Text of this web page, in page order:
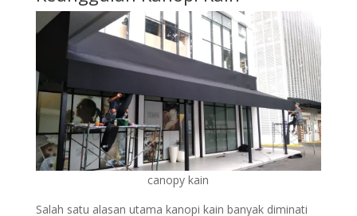
canopy kain
Salah satu alasan utama kanopi kain banyak diminati